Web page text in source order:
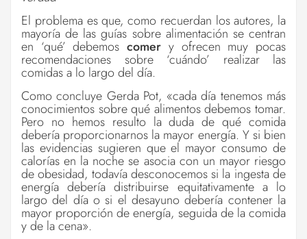
El problema es que, como recuerdan los autores, la
mayoría de las guías sobre alimentación se centran
en ‘qué’ debemos comer y ofrecen muy pocas
recomendaciones sobre ‘cuándo’ realizar las
comidas a lo largo del día.
Como concluye Gerda Pot, «cada día tenemos más
conocimientos sobre qué alimentos debemos tomar.
Pero no hemos resulto la duda de qué comida
debería proporcionarnos la mayor energía. Y si bien
las evidencias sugieren que el mayor consumo de
calorías en la noche se asocia con un mayor riesgo
de obesidad, todavía desconocemos si la ingesta de
energía debería distribuirse equitativamente a lo
largo del día o si el desayuno debería contener la
mayor proporción de energía, seguida de la comida
y de la cena».